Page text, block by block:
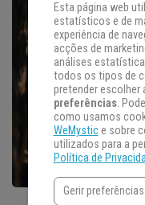
Esta página web
estatísticos e de
experiência de
acções de
análises
todos os tipos de
pretender escolher
preferências.
como usamos
WeMystice sobre
utilizados para a
Política de
Gerir preferências